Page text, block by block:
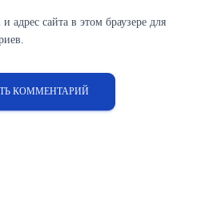
адрес сайта в этом браузере для